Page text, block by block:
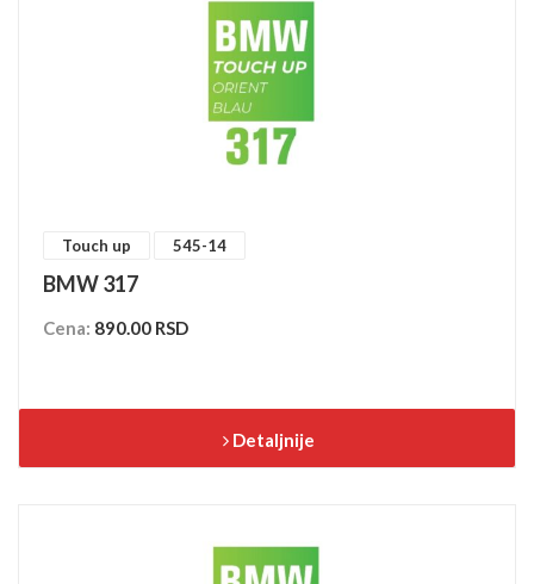
Touch up 545-14
BMW 317
Cena: 890.00 RSD
Detaljnije